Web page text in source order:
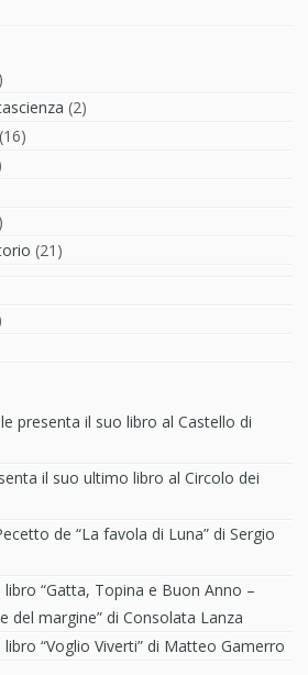
(2)
(16)
(21)
presenta il suo libro al Castello di
il suo ultimo libro al Circolo dei
de “La favola di Luna” di Sergio
“Gatta, Topina e Buon Anno –
del margine” di Consolata Lanza
“Voglio Viverti” di Matteo Gamerro